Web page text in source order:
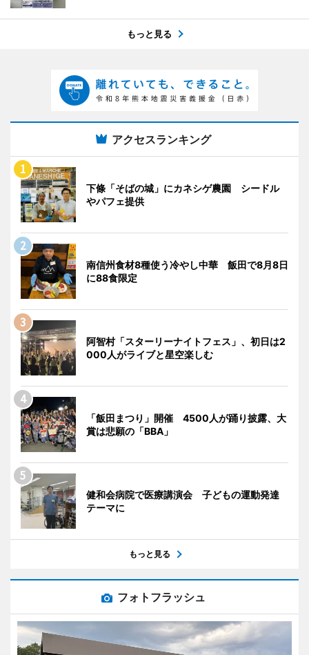
もっと見る
アクセスランキング
下條「そばの城」にカネシゲ農園 シードル
やパフェ提供
南信州食材8種使う冷やし中華 飯田で8月8日
に88食限定
阿智村「スターリーナイトフェス」、初日は2
000人がライブと星空楽しむ
「飯田まつり」開催 4500人が踊り披露、大
賞は悲願の「BBA」
健和会病院で医療講演会 子どもの運動発達
テーマに
もっと見る
フォトフラッシュ